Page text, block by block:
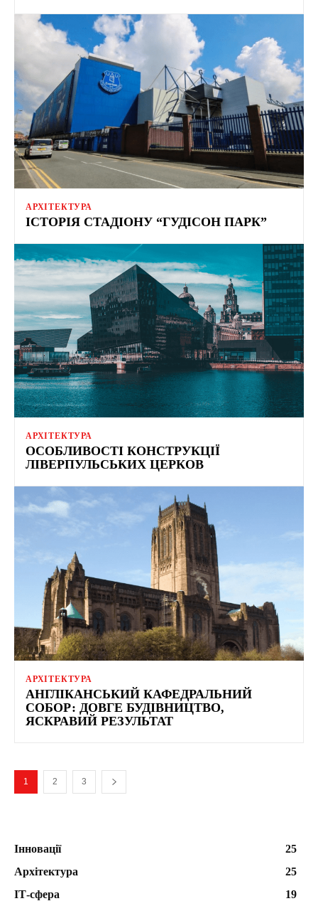
АРХІТЕКТУРА
ІСТОРІЯ СТАДІОНУ “ГУДІСОН ПАРК”
АРХІТЕКТУРА
ОСОБЛИВОСТІ КОНСТРУКЦІЇ
ЛІВЕРПУЛЬСЬКИХ ЦЕРКОВ
АРХІТЕКТУРА
АНГЛІКАНСЬКИЙ КАФЕДРАЛЬНИЙ
СОБОР: ДОВГЕ БУДІВНИЦТВО,
ЯСКРАВИЙ РЕЗУЛЬТАТ
1 2 3
Інновації
25
Архітектура
25
ІТ-сфера
19